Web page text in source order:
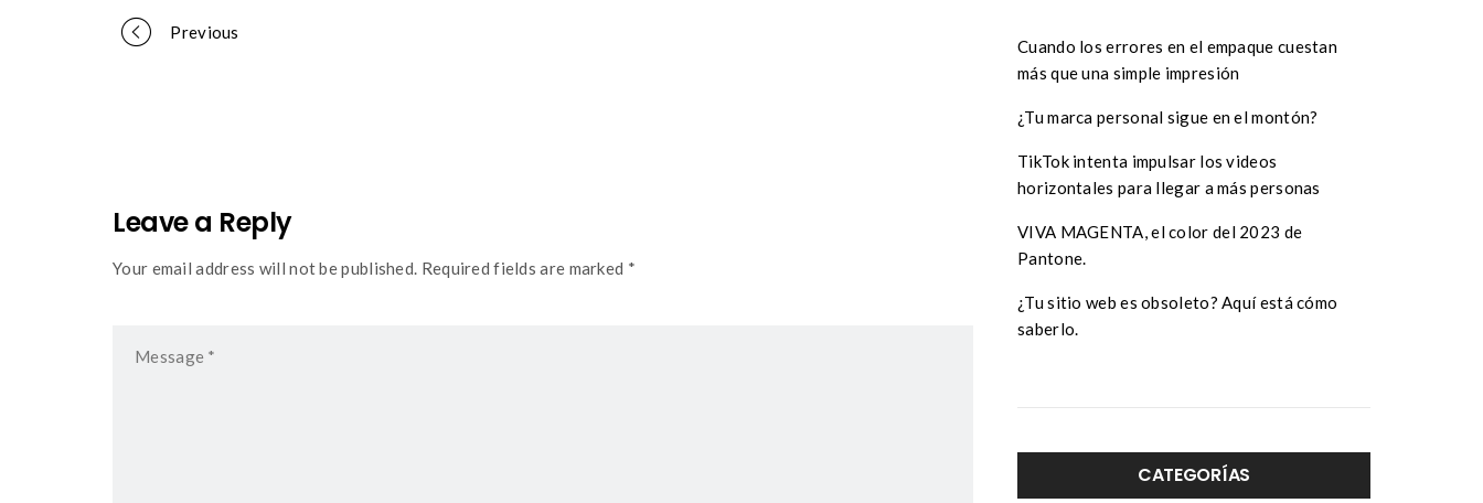
Portfolio
Previous
Leave a Reply
Your email address will not be published. Required fields are marked *
Cuando los errores en el empaque cuestan
más que una simple impresión
¿Tu marca personal sigue en el montón?
TikTok intenta impulsar los videos
horizontales para llegar a más personas
VIVA MAGENTA, el color del 2023 de
Pantone.
¿Tu sitio web es obsoleto? Aquí está cómo
saberlo.
CATEGORÍAS